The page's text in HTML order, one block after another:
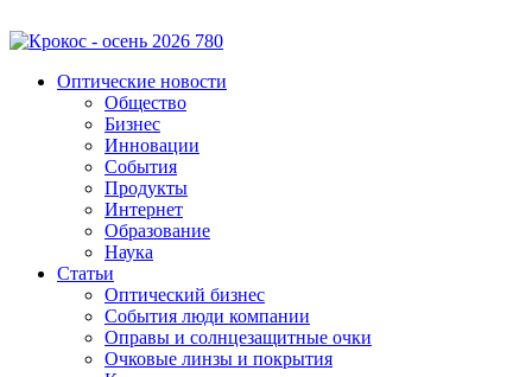
Оптические новости
Общество
Бизнес
Инновации
События
Продукты
Интернет
Образование
Наука
Статьи
Оптический бизнес
События люди компании
Оправы и солнцезащитные очки
Очковые линзы и покрытия